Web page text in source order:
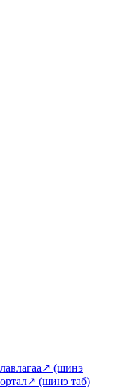
↗ (шинэ
↗ (шинэ таб)